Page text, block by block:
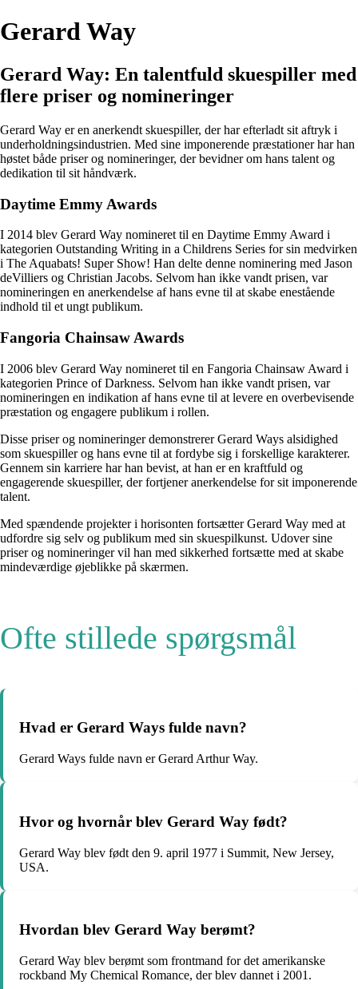
Gerard Way
Gerard Way: En talentfuld skuespiller med
flere priser og nomineringer
Gerard Way er en anerkendt skuespiller, der har efterladt sit aftryk i
underholdningsindustrien. Med sine imponerende præstationer har han
høstet både priser og nomineringer, der bevidner om hans talent og
dedikation til sit håndværk.
Daytime Emmy Awards
I 2014 blev Gerard Way nomineret til en Daytime Emmy Award i
kategorien Outstanding Writing in a Childrens Series for sin medvirken
i The Aquabats! Super Show! Han delte denne nominering med Jason
deVilliers og Christian Jacobs. Selvom han ikke vandt prisen, var
nomineringen en anerkendelse af hans evne til at skabe enestående
indhold til et ungt publikum.
Fangoria Chainsaw Awards
I 2006 blev Gerard Way nomineret til en Fangoria Chainsaw Award i
kategorien Prince of Darkness. Selvom han ikke vandt prisen, var
nomineringen en indikation af hans evne til at levere en overbevisende
præstation og engagere publikum i rollen.
Disse priser og nomineringer demonstrerer Gerard Ways alsidighed
som skuespiller og hans evne til at fordybe sig i forskellige karakterer.
Gennem sin karriere har han bevist, at han er en kraftfuld og
engagerende skuespiller, der fortjener anerkendelse for sit imponerende
talent.
Med spændende projekter i horisonten fortsætter Gerard Way med at
udfordre sig selv og publikum med sin skuespilkunst. Udover sine
priser og nomineringer vil han med sikkerhed fortsætte med at skabe
mindeværdige øjeblikke på skærmen.
Ofte stillede spørgsmål
Hvad er Gerard Ways fulde navn?
Gerard Ways fulde navn er Gerard Arthur Way.
Hvor og hvornår blev Gerard Way født?
Gerard Way blev født den 9. april 1977 i Summit, New Jersey,
USA.
Hvordan blev Gerard Way berømt?
Gerard Way blev berømt som frontmand for det amerikanske
rockband My Chemical Romance, der blev dannet i 2001.